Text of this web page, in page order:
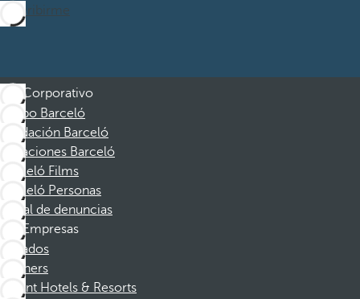
Suscribirme
Corporativo
Grupo Barceló
Fundación Barceló
Vacaciones Barceló
Barceló Films
Barceló Personas
Canal de denuncias
Empresas
Afiliados
Partners
Dorint Hotels & Resorts